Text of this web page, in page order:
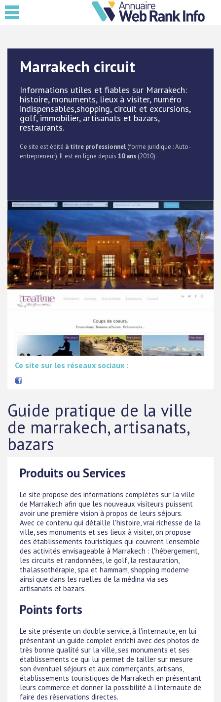
Marrakech circuit
Informations utiles et fiables sur Marrakech:
histoire, monuments, lieux à visiter, numéro
indispensables,shopping, circuit et excursions,
golf, immobilier, artisanats et bazars,
restaurants.
Ce site est édité à titre professionnel (forme juridique : Auto-
entrepreneur). Il est en ligne depuis 10 ans (2010).
Ce site sur les réseaux sociaux :
Guide pratique de la ville
de marrakech, artisanats,
bazars
Produits ou Services
Le site propose des informations complètes sur la ville
de Marrakech afin que les nouveaux visiteurs puissent
avoir une première vision à propos de leurs séjours.
Avec ce contenu qui détaille l'histoire, vrai richesse de la
ville, ses monuments et ses lieux à visiter, on propose
des établissements touristiques qui couvrent l'ensemble
des activités envisageable à Marrakech : l'hébergement,
les circuits et randonnées, le golf, la restauration,
thalassothérapie, spa et hammam, shopping moderne
ainsi que dans les ruelles de la médina via ses
artisanats et bazars.
Points forts
Le site présente un double service, à l'internaute, en lui
présentant un guide complet enrichi avec des photos de
très bonne qualité sur la ville, ses monuments et ses
établissements ce qui lui permet de tailler sur mesure
son éventuel séjours et aux commerçants, artisans,
établissements touristiques de Marrakech en présentant
leurs commerce et donner la possibilité à l'internaute de
faire des réservations directes.